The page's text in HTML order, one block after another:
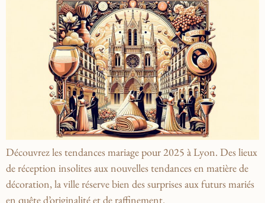
Découvrez les tendances mariage pour 2025 à Lyon. Des lieux
de réception insolites aux nouvelles tendances en matière de
décoration, la ville réserve bien des surprises aux futurs mariés
en quête d’originalité et de raffinement.